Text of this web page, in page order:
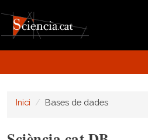
Inici Bases de dades